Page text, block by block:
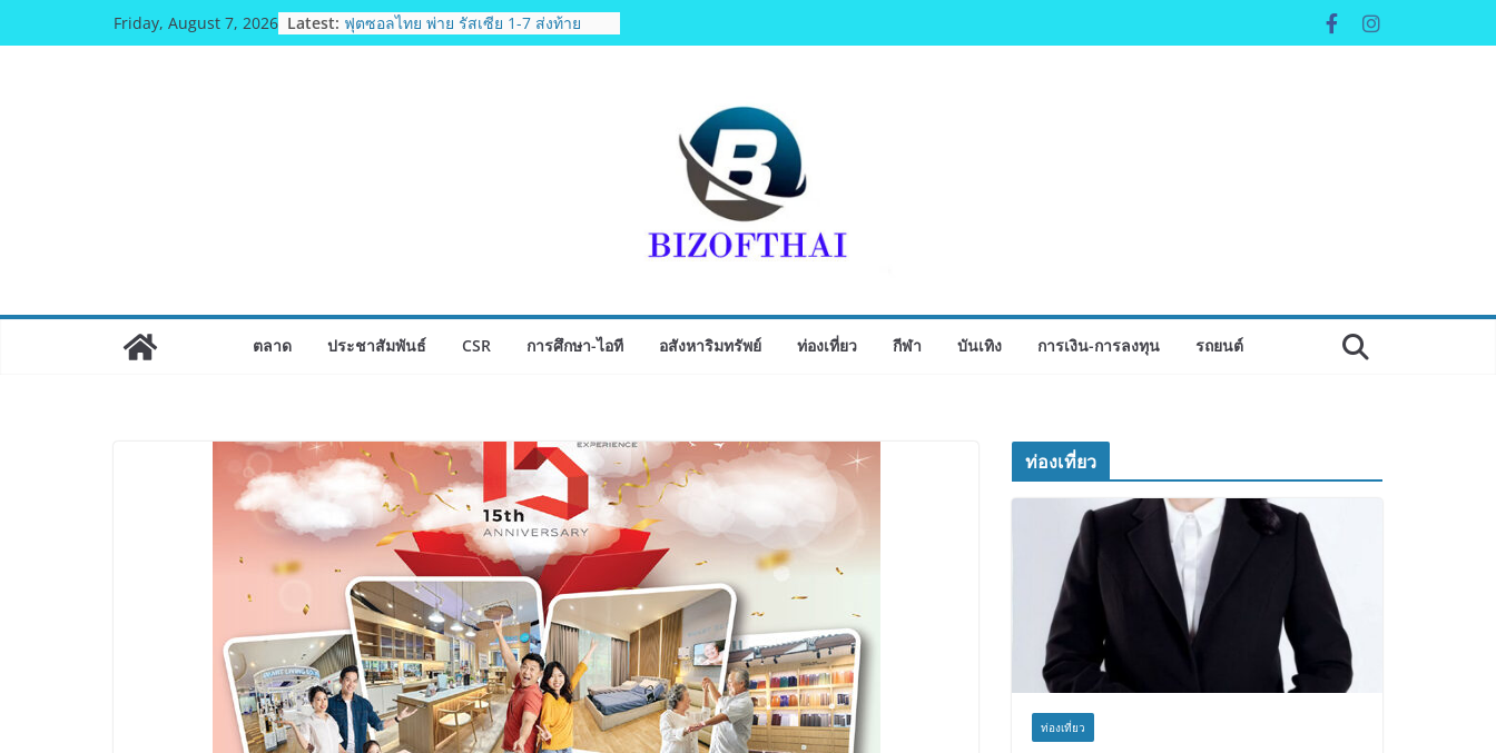
to
Friday, August 7, 2026 Latest: มทร.กรุงเทพ โต้ข่าวเท็จยันดำเนินงาน
ตามธรรมาภิบาล แจงชัด MOU–
บิน TransNusa Airlines เส้นทาง
จาการ์ตา-กรุงเทพฯ เสริม Air
Connectivity ดึงนักท่องเที่ยวคุณภาพ
ยกระดับสารสนเทศการแพทย์-
เวชศาสตร์ป้องกัน สู่ศูนย์กลางภาคใต้
ตอนบน
ตลาด ประชาสัมพันธ์ CSR การศึกษา-ไอที อสังหาริมทรัพย์ ท่องเที่ยว กีฬา บันเทิง การเงิน-การลงทุน รถยนต์
ท่องเที่ยว
ท่องเที่ยว